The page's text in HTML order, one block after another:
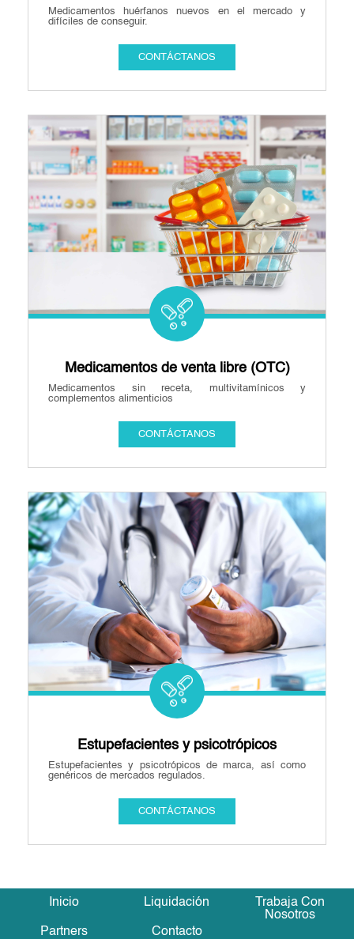
Medicamentos huérfanos nuevos en el mercado y
difíciles de conseguir.
CONTÁCTANOS
Medicamentos de venta libre (OTC)
Medicamentos sin receta, multivitamínicos y
complementos alimenticios
CONTÁCTANOS
Estupefacientes y psicotrópicos
Estupefacientes y psicotrópicos de marca, así como
genéricos de mercados regulados.
CONTÁCTANOS
Inicio Liquidación
Trabaja Con
Nosotros
Partners
Contacto